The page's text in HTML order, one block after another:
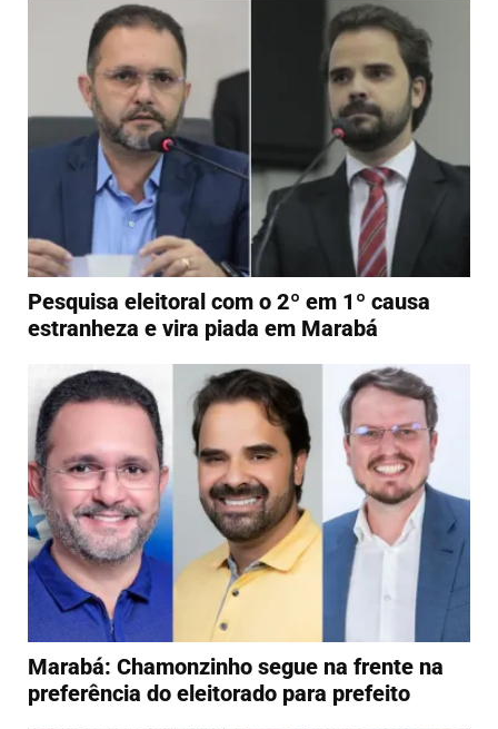
Pesquisa eleitoral com o 2º em 1º causa
estranheza e vira piada em Marabá
Marabá: Chamonzinho segue na frente na
preferência do eleitorado para prefeito